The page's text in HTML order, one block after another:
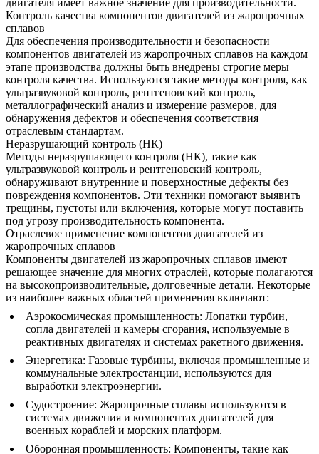
Контроль качества компонентов двигателей из жаропрочных
сплавов
Для обеспечения производительности и безопасности
компонентов двигателей из жаропрочных сплавов на каждом
этапе производства должны быть внедрены строгие меры
контроля качества. Используются такие методы контроля, как
ультразвуковой контроль, рентгеновский контроль,
металлографический анализ и измерение размеров, для
обнаружения дефектов и обеспечения соответствия
отраслевым стандартам.
Неразрушающий контроль (НК)
Методы неразрушающего контроля (НК), такие как
ультразвуковой контроль и рентгеновский контроль,
обнаруживают внутренние и поверхностные дефекты без
повреждения компонентов. Эти техники помогают выявить
трещины, пустоты или включения, которые могут поставить
под угрозу производительность компонента.
Отраслевое применение компонентов двигателей из
жаропрочных сплавов
Компоненты двигателей из жаропрочных сплавов имеют
решающее значение для многих отраслей, которые полагаются
на высокопроизводительные, долговечные детали. Некоторые
из наиболее важных областей применения включают:
Аэрокосмическая промышленность: Лопатки турбин,
сопла двигателей и камеры сгорания, используемые в
реактивных двигателях и системах ракетного движения.
Энергетика: Газовые турбины, включая промышленные и
коммунальные электростанции, используются для
выработки электроэнергии.
Судостроение: Жаропрочные сплавы используются в
системах движения и компонентах двигателей для
военных кораблей и морских платформ.
Оборонная промышленность: Компоненты, такие как